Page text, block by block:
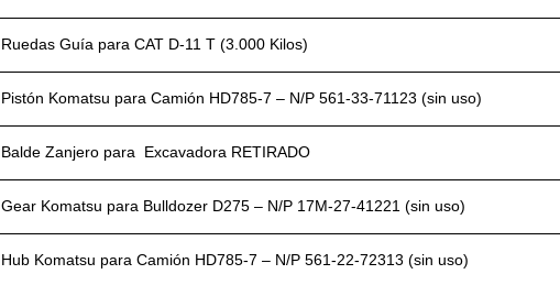
Ruedas Guía para CAT D-11 T (3.000 Kilos)
Pistón Komatsu para Camión HD785-7 – N/P 561-33-71123 (sin uso)
Balde Zanjero para Excavadora RETIRADO
Gear Komatsu para Bulldozer D275 – N/P 17M-27-41221 (sin uso)
Hub Komatsu para Camión HD785-7 – N/P 561-22-72313 (sin uso)